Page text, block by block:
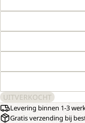
UITVERKOCHT
Levering binnen 1-3
Gratis verzending bij